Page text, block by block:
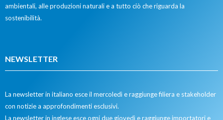
ambientali, alle produzioni naturali e a tutto ciò che riguarda la
sostenibilità.
NEWSLETTER
La newsletter in italiano esce il mercoledì e raggiunge filiera e stakeholder
con notizie a approfondimenti esclusivi.
La newsletter in inglese esce ogni due giovedì e raggiunge importatori e